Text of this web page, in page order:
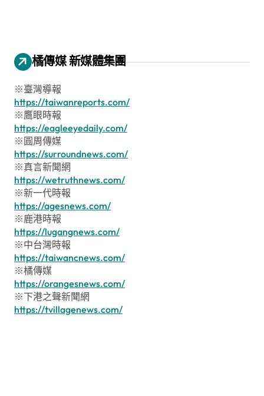
橘傳媒 新媒體集團
※臺灣導報
https://taiwanreports.com/
※鷹眼時報
https://eagleeyedaily.com/
※圓周傳媒
https://surroundnews.com/
※真言新聞網
https://wetruthnews.com/
※新一代時報
https://agesnews.com/
※鹿港時報
https://lugangnews.com/
※中台灣時報
https://taiwancnews.com/
※橘傳媒
https://orangesnews.com/
※下港之聲新聞網
https://tvillagenews.com/